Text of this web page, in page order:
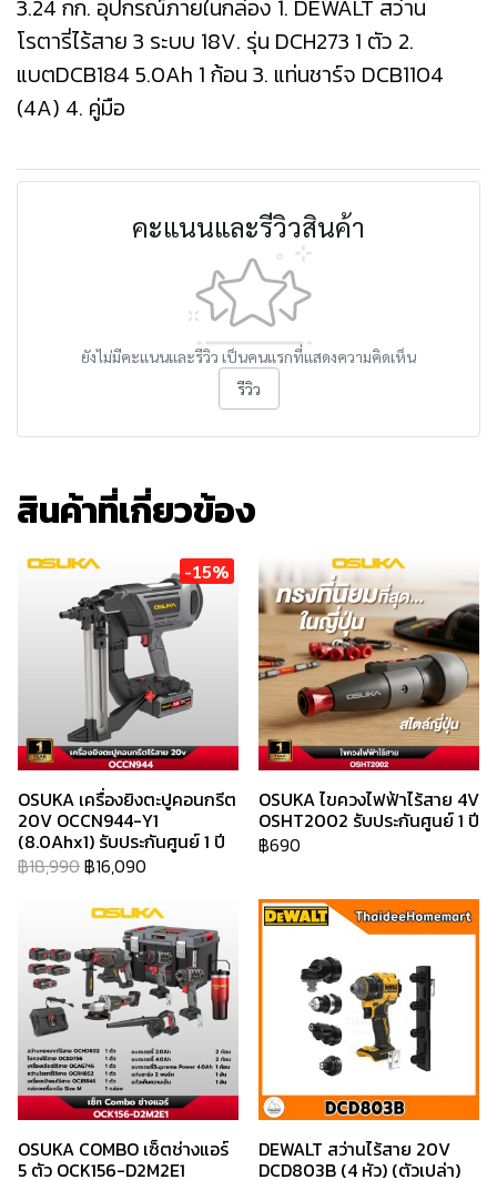
3.24 กก. อุปกรณ์ภายในกล่อง 1. DEWALT สว่าน
โรตารี่ไร้สาย 3 ระบบ 18V. รุ่น DCH273 1 ตัว 2.
แบตDCB184 5.0Ah 1 ก้อน 3. แท่นชาร์จ DCB1104
(4A) 4. คู่มือ
คะแนนและรีวิวสินค้า
ยังไม่มีคะแนนและรีวิว เป็นคนแรกที่แสดงความคิดเห็น
รีวิว
สินค้าที่เกี่ยวข้อง
-15%
OSUKA เครื่องยิงตะปูคอนกรีต
20V OCCN944-Y1
(8.0Ahx1) รับประกันศูนย์ 1 ปี
฿18,990฿16,090
OSUKA ไขควงไฟฟ้าไร้สาย 4V
OSHT2002 รับประกันศูนย์ 1 ปี
฿690
OSUKA COMBO เซ็ตช่างแอร์
5 ตัว OCK156-D2M2E1
DEWALT สว่านไร้สาย 20V
DCD803B (4 หัว) (ตัวเปล่า)